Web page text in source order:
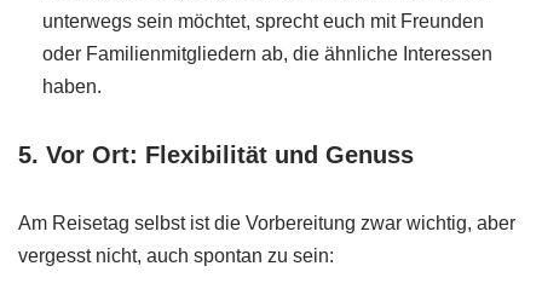
unterwegs sein möchtet, sprecht euch mit Freunden
oder Familienmitgliedern ab, die ähnliche Interessen
haben.
5. Vor Ort: Flexibilität und Genuss
Am Reisetag selbst ist die Vorbereitung zwar wichtig, aber
vergesst nicht, auch spontan zu sein: